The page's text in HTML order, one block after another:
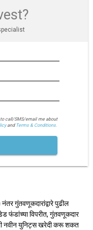
call/SMS/email me about
and Terms & Conditions.
गुंतवणूकदारांद्वारे पुढील
फंडांच्या विपरीत, गुंतवणूकदार
नवीन युनिट्स खरेदी करू शकत